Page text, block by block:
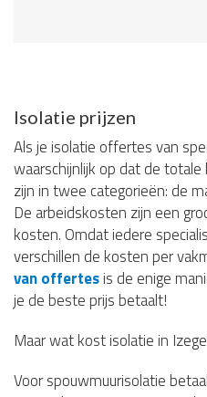
Isolatie prijzen
Als je isolatie offertes van
waarschijnlijk op dat de
zijn in twee categorieën: de
De arbeidskosten zijn een
kosten. Omdat iedere
verschillen de kosten per
van offertesis de enige
je de beste prijs betaalt!
Maar wat kost isolatie in
Voor spouwmuurisolatie